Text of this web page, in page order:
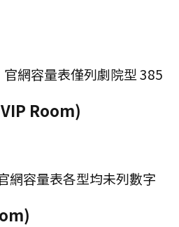
網容量表僅列劇院型 385
Room)
網容量表各型均未列數字